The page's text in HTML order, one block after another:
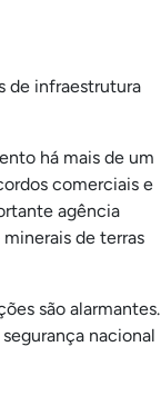
de infraestrutura
há mais de um
comerciais e
agência
de terras
são alarmantes.
nacional